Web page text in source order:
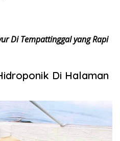
Di Tempattinggal​ yang Rapi
Di Halaman